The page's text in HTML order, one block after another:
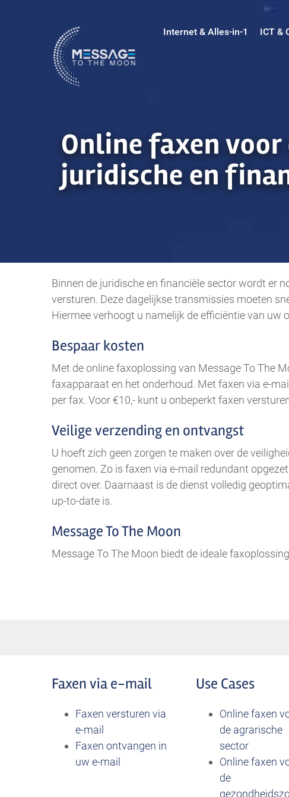
Internet & Alles-in-1
ICT &
Online faxen voor
juridische en
Binnen de juridische en financiële sector wordt er
versturen. Deze dagelijkse transmissies moeten
Hiermee verhoogt u namelijk de efficiëntie van uw
Bespaar kosten
Met de online faxoplossing van Message To The
faxapparaat en het onderhoud. Met faxen via e-
per fax. Voor €10,- kunt u onbeperkt faxen
Veilige verzending en ontvangst
U hoeft zich geen zorgen te maken over de
genomen. Zo is faxen via e-mail redundant
direct over. Daarnaast is de dienst volledig
up-to-date is.
Message To The Moon
Message To The Moon biedt de ideale
Faxen via e-mail
Faxen versturen via
e-mail
Faxen ontvangen in
uw e-mail
Use Cases
Online faxen
de agrarische
sector
Online faxen
de